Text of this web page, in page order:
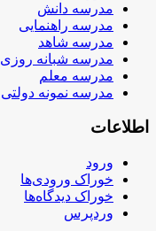
مدرسه دانش
مدرسه راهنمایی
مدرسه شاهد
مدرسه شبانه روزی
مدرسه معلم
مدرسه نمونه دولتی
اطلاعات
ورود
خوراک ورودی‌ها
خوراک دیدگاه‌ها
وردپرس